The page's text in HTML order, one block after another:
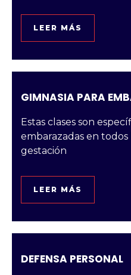
LEER MÁS
GIMNASIA PARA
Estas clases son
embarazadas en
gestación
LEER MÁS
DEFENSA PERSONAL